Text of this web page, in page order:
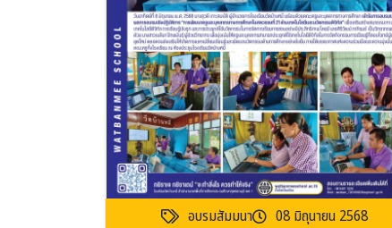
อบรมสัมมนา 08 มิถุนายน 2568